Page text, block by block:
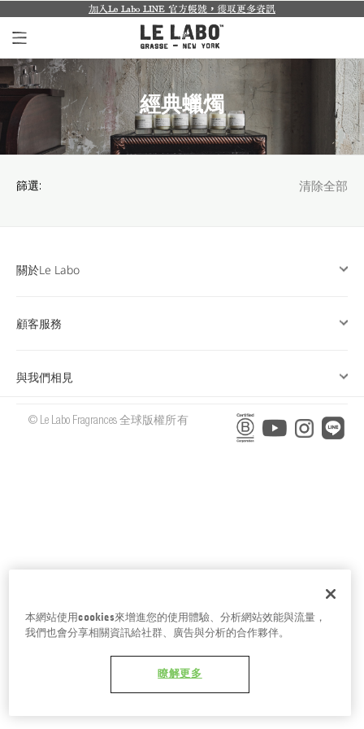
個人香氛系列
室內香氛系列
個人護理系列
日常理容系列
關於我們
台南五福商店
加入Le Labo LINE 官方帳號，獲取更多資訊
經典蠟燭
篩選: 清除全部
關於Le Labo
顧客服務
與我們相見
© Le Labo Fragrances 全球版權所有
本網站使用cookies來增進您的使用體驗、分析網站效能與流量，
我們也會分享相關資訊給社群、廣告與分析的合作夥伴。
瞭解更多